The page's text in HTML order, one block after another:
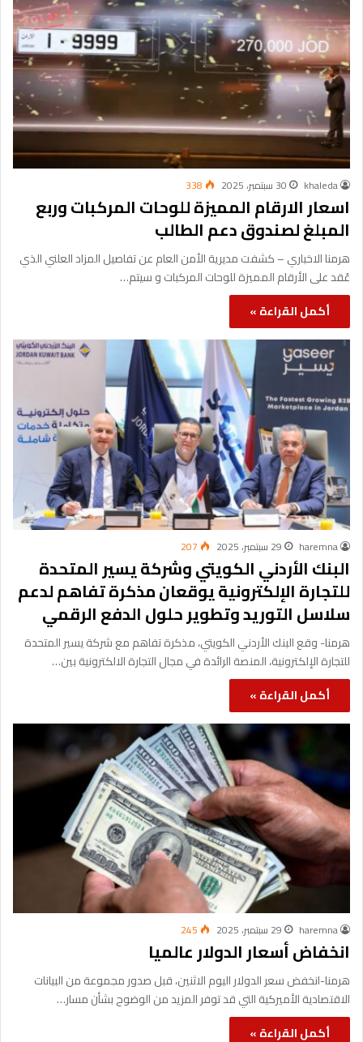
khaleda 30 سبتمبر، 2025 338
اسعار الارقام المميزة للوحات المركبات وربع
المبلغ لصندوق دعم الطالب
هرمنا الاخباري – كشفت مديرية الأمن العام عن تفاصيل المزاد العلني الذي
عُقد على الأرقام المميزة للوحات المركبات و سيتم…
أكمل القراءة »
haremna 29 سبتمبر، 2025 207
البنك الأردني الكويتي وشركة يسير المتحدة
للتجارة الإلكترونية يوقعان مذكرة تفاهم لدعم
سلاسل التوريد وتطوير حلول الدفع الرقمي
هرمنا- وقع البنك الأردني الكويتي، مذكرة تفاهم مع شركة يسير المتحدة
للتجارة الإلكترونية، المنصة الرائدة في مجال التجارة الالكترونية بين…
أكمل القراءة »
haremna 29 سبتمبر، 2025 245
انخفاض أسعار الدولار عالميا
هرمنا-انخفض سعر الدولار اليوم الاثنين، قبل صدور مجموعة من البيانات
الاقتصادية الأميركية التي قد توفر المزيد من الوضوح بشأن مسار…
أكمل القراءة »